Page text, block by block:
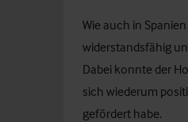
Wie auch in
widerstandsfähig
Dabei konnte der
sich wiederum
gefördert habe.